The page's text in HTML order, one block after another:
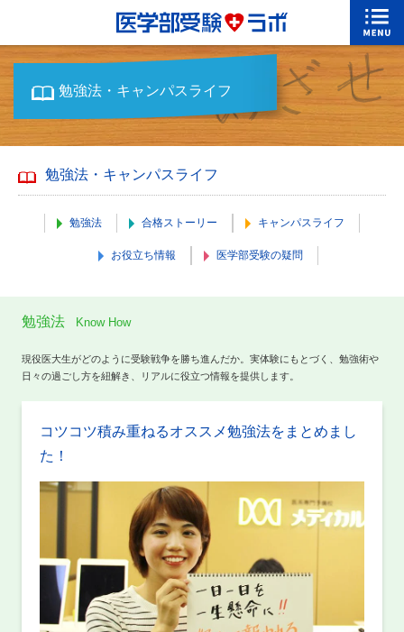
勉強法・キャンパスライフ
勉強法・キャンパスライフ
勉強法 合格ストーリー キャンパスライフ
お役立ち情報 医学部受験の疑問
勉強法 Know How
現役医大生がどのように受験戦争を勝ち進んだか。実体験にもとづく、勉強術や
日々の過ごし方を紐解き、リアルに役立つ情報を提供します。
コツコツ積み重ねるオススメ勉強法をまとめまし
た！